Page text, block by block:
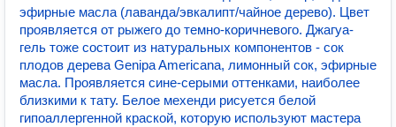
эфирные масла (лаванда/эвкалипт/чайное дерево). Цвет
проявляется от рыжего до темно-коричневого. Джагуа-
гель тоже состоит из натуральных компонентов - сок
плодов дерева Genipa Americana, лимонный сок, эфирные
масла. Проявляется сине-серыми оттенками, наиболее
близкими к тату. Белое мехенди рисуется белой
гипоаллергенной краской, которую используют мастера